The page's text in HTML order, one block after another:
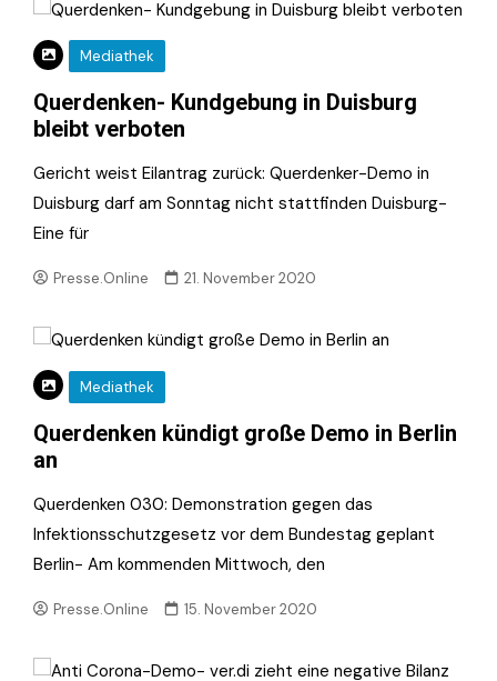
Mediathek
Querdenken- Kundgebung in Duisburg
bleibt verboten
Gericht weist Eilantrag zurück: Querdenker-Demo in
Duisburg darf am Sonntag nicht stattfinden Duisburg-
Eine für
Presse.Online 21. November 2020
Mediathek
Querdenken kündigt große Demo in Berlin
an
Querdenken 030: Demonstration gegen das
Infektionsschutzgesetz vor dem Bundestag geplant
Berlin- Am kommenden Mittwoch, den
Presse.Online 15. November 2020